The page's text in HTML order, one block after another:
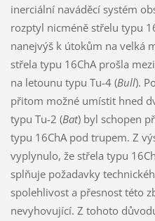
inerciální naváděcí systém
rozptyl nicméně střelu typu
nanejvýš k útokům na velká
střela typu 16ChA prošla
na letounu typu Tu-4 (Bull).
přitom možné umístit hned
typu Tu-2 (Bat) byl schopen
typu 16ChA pod trupem. Z
vyplynulo, že střela typu
splňuje požadavky
spolehlivost a přesnost této
nevyhovující. Z tohoto